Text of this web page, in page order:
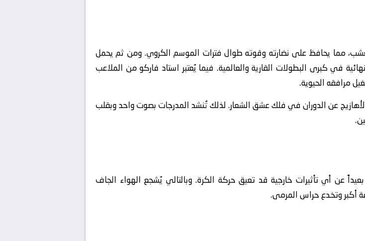
مما يحافظ على نضارته وقوته طوال فترات الموسم الكروي. ومن ثم يحمل
تاريخياً عريقاً، حيث سبق له احتضان 65 مباراة نهائية في كبرى البطولات القارية والعالمية. فيما يُعتبر استاد فاركو من الملاعب
مرافقه الحيوية.
عن الدوران في فلك عشق الشعار. لذلك تُنشد المدرجات بصوت واحد وبقلب
بعيداً عن أي تأثيرات خارجية قد تعيق حركة الكرة. وبالتالي يُشجع الهواء الجاف
أكبر وتخدع حراس المرمى.